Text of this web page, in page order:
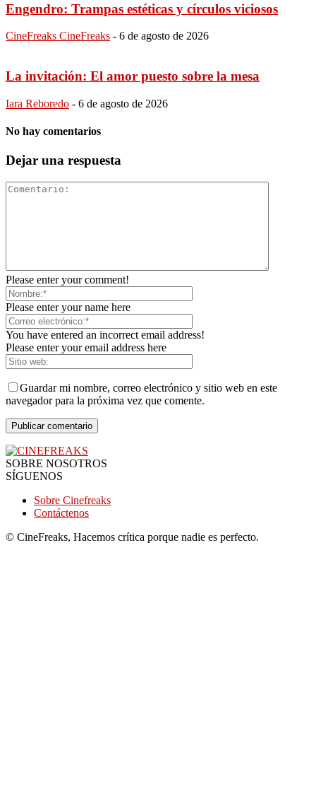
Engendro: Trampas estéticas y círculos viciosos
CineFreaks CineFreaks - 6 de agosto de 2026
La invitación: El amor puesto sobre la mesa
Iara Reboredo - 6 de agosto de 2026
No hay comentarios
Dejar una respuesta
Please enter your comment!
Please enter your name here
You have entered an incorrect email address!
Please enter your email address here
Guardar mi nombre, correo electrónico y sitio web en este
navegador para la próxima vez que comente.
SOBRE NOSOTROS
SÍGUENOS
Sobre Cinefreaks
Contáctenos
© CineFreaks, Hacemos crítica porque nadie es perfecto.